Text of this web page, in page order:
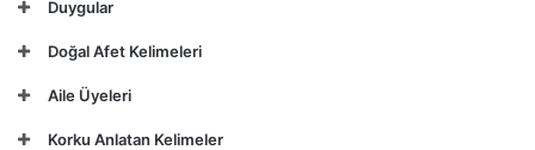
Duygular
Doğal Afet Kelimeleri
Aile Üyeleri
Korku Anlatan Kelimeler